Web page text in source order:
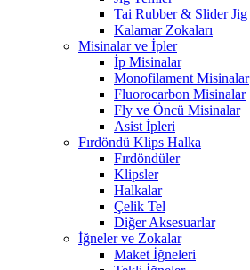
Tai Rubber & Slider Jig
Kalamar Zokaları
Misinalar ve İpler
İp Misinalar
Monofilament Misinalar
Fluorocarbon Misinalar
Fly ve Öncü Misinalar
Asist İpleri
Fırdöndü Klips Halka
Fırdöndüler
Klipsler
Halkalar
Çelik Tel
Diğer Aksesuarlar
İğneler ve Zokalar
Maket İğneleri